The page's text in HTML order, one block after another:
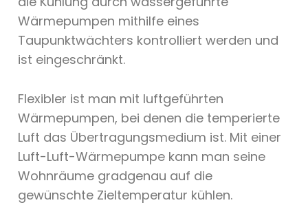
Wärmepumpen mithilfe eines
Taupunktwächters kontrolliert werden und
ist eingeschränkt.
Flexibler ist man mit luftgeführten
Wärmepumpen, bei denen die temperierte
Luft das Übertragungsmedium ist. Mit einer
Luft-Luft-Wärmepumpe kann man seine
Wohnräume gradgenau auf die
gewünschte Zieltemperatur kühlen.